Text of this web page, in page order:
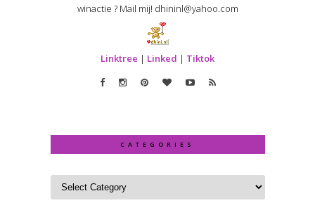
winactie ? Mail mij! dhininl@yahoo.com
Linktree | Linked | Tiktok
CATEGORIES